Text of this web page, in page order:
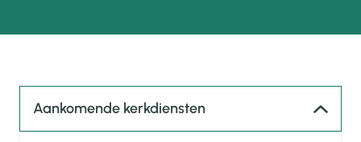
Aankomende kerkdiensten